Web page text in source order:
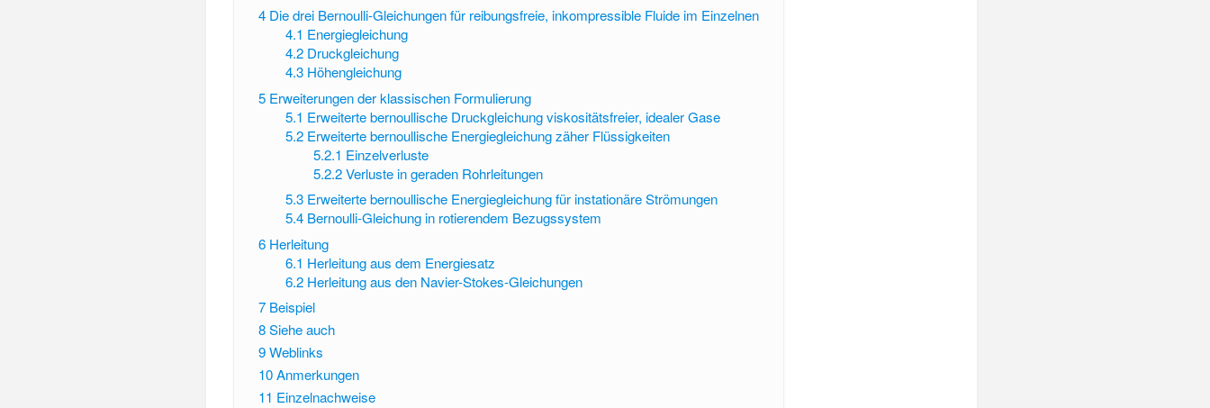
4 Die drei Bernoulli-Gleichungen für reibungsfreie, inkompressible Fluide im Einzelnen
4.1 Energiegleichung
4.2 Druckgleichung
4.3 Höhengleichung
5 Erweiterungen der klassischen Formulierung
5.1 Erweiterte bernoullische Druckgleichung viskositätsfreier, idealer Gase
5.2 Erweiterte bernoullische Energiegleichung zäher Flüssigkeiten
5.2.1 Einzelverluste
5.2.2 Verluste in geraden Rohrleitungen
5.3 Erweiterte bernoullische Energiegleichung für instationäre Strömungen
5.4 Bernoulli-Gleichung in rotierendem Bezugssystem
6 Herleitung
6.1 Herleitung aus dem Energiesatz
6.2 Herleitung aus den Navier-Stokes-Gleichungen
7 Beispiel
8Siehe auch
9Weblinks
10Anmerkungen
11 Einzelnachweise